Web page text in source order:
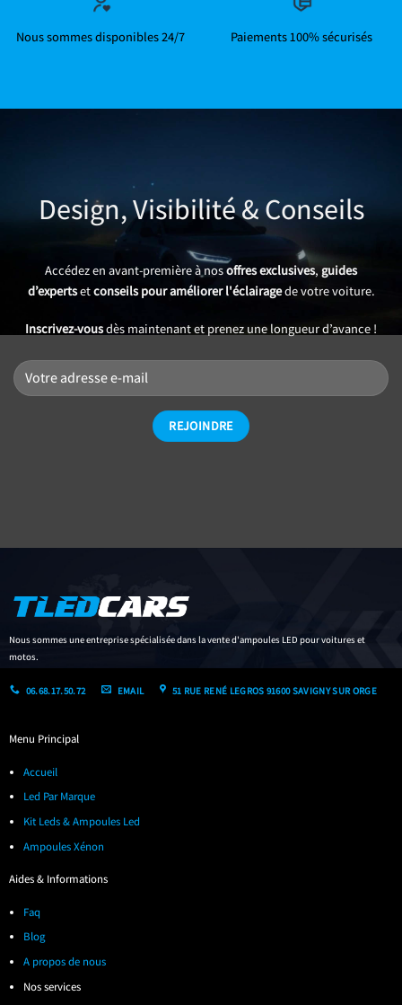
Nous sommes disponibles 24/7 Paiements 100% sécurisés
Design, Visibilité & Conseils
Accédez en avant-première à nosoffres exclusives, guides
d’expertsetconseils pour améliorer l'éclairagede votre voiture.
Inscrivez-vousdès maintenant et prenez une longueur d’avance !
Nous sommes une entreprise spécialisée dans la vente d'ampoules LED pour voitures et
motos.
06.68.17.50.72 EMAIL 51 RUE RENÉ LEGROS 91600 SAVIGNY SUR ORGE
Menu Principal
Accueil
Led Par Marque
Kit Leds & Ampoules Led
Ampoules Xénon
Aides & Informations
Faq
Blog
A propos de nous
Nos services